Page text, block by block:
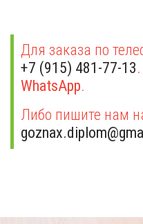
Для заказа по
+7 (915) 481-77-13
WhatsApp.
Либо пишите нам